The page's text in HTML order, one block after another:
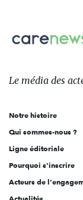
sur:
Carenews,
Le
des
l'engagement
Le média des
Notre histoire
Qui sommes-nous ?
Ligne éditoriale
Pourquoi s'inscrire
Acteurs de